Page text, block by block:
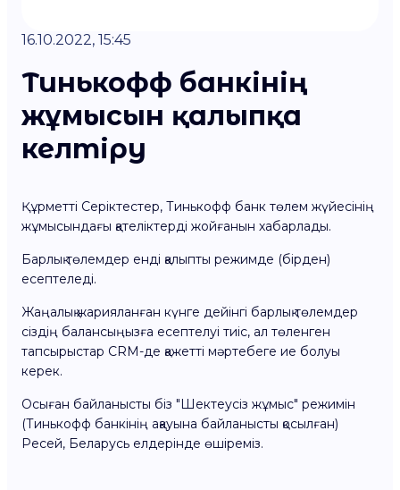
16.10.2022, 15:45
Тинькофф банкінің
жұмысын қалыпқа
келтіру
Құрметті Серіктестер, Тинькофф банк төлем жүйесінің
жұмысындағы қателіктерді жойғанын хабарлады.
Барлық төлемдер енді қалыпты режимде (бірден)
есептеледі.
Жаңалық жарияланған күнге дейінгі барлық төлемдер
сіздің балансыңызға есептелуі тиіс, ал төленген
тапсырыстар CRM-де қажетті мәртебеге ие болуы
керек.
Осыған байланысты біз "Шектеусіз жұмыс" режимін
(Тинькофф банкінің ақауына байланысты қосылған)
Ресей, Беларусь елдерінде өшіреміз.